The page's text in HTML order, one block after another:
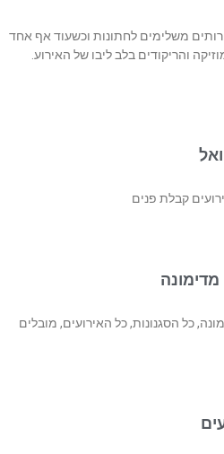
משלימים לחתונות וכשעוד אף אחד
והריקודים בלב ליבו של האירוע.
קבלת פנים
מדימונה, כל הסגנונות, כל האירועים, מובלים